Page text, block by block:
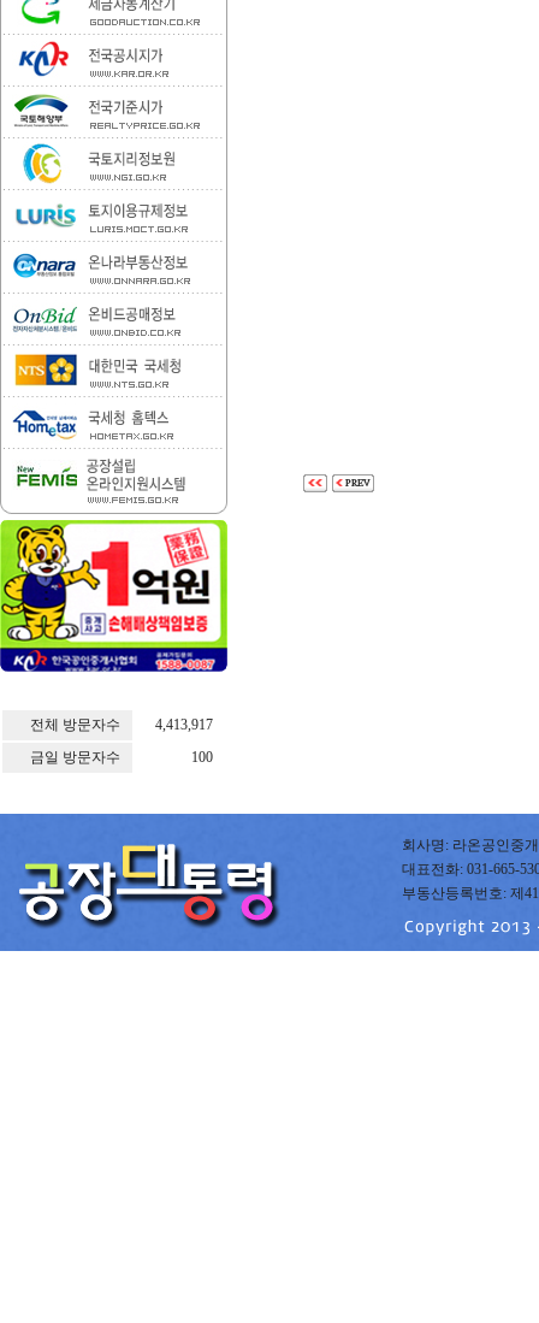
전체 방문자수
4,413,917
금일 방문자수
100
회사명: 라온공인중
대표전화: 031-665-
부동산등록번호: 제